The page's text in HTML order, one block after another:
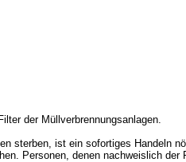
der Müllverbrennungsanlagen.
sterben, ist ein sofortiges Handeln
Personen, denen nachweislich